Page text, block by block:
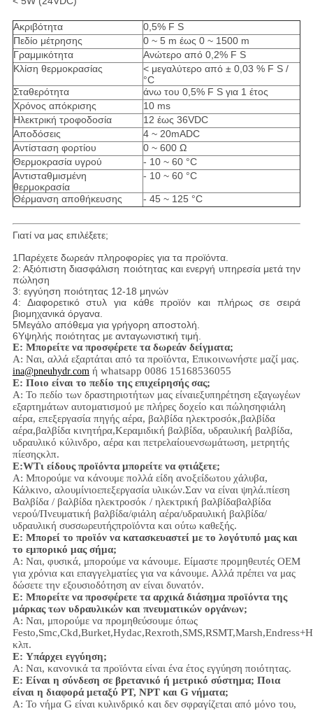
Ακριβότητα
0,5% F S
Πεδίο μέτρησης
0 ~ 5 m έως 0 ~ 1500 m
Γραμμικότητα
Ανώτερο από 0,2% F S
Κλίση θερμοκρασίας
< μεγαλύτερο από ± 0,03 % F S /
°C
Σταθερότητα
άνω του 0,5% F S για 1 έτος
Χρόνος απόκρισης
10 ms
Ηλεκτρική τροφοδοσία
12 έως 36VDC
Αποδόσεις
4 ~ 20mADC
Αντίσταση φορτίου
0 ~ 600 Ω
Θερμοκρασία υγρού
- 10 ~ 60 °C
Αντισταθμισμένη
θερμοκρασία
- 10 ~ 60 °C
Θέρμανση αποθήκευσης - 45 ~ 125 °C
Γιατί να μας επιλέξετε;
1Παρέχετε δωρεάν πληροφορίες για τα προϊόντα.
2: Αξιόπιστη διασφάλιση ποιότητας και ενεργή υπηρεσία μετά την
πώληση
3: εγγύηση ποιότητας 12-18 μηνών
4: Διαφορετικό στυλ για κάθε προϊόν και πλήρως σε σειρά
βιομηχανικά όργανα.
5Μεγάλο απόθεμα για γρήγορη αποστολή.
6Υψηλής ποιότητας με ανταγωνιστική τιμή.
Ε: Μπορείτε να προσφέρετε τα δωρεάν δείγματα;
Α: Ναι, αλλά εξαρτάται από τα προϊόντα, Επικοινωνήστε μαζί μας.
ina@pneuhydr.com ή whatsapp 0086 15168536055
Ε: Ποιο είναι το πεδίο της επιχείρησής σας;
Α: Το πεδίο των δραστηριοτήτων μας είναιεξυπηρέτηση εξαγωγέων
εξαρτημάτων αυτοματισμού με πλήρες δοχείο και πώλησηφιάλη
αέρα, επεξεργασία πηγής αέρα, βαλβίδα ηλεκτροσόκ,βαλβίδα
αέρα,βαλβίδα κινητήρα,Κεραμιδική βαλβίδα, υδραυλική βαλβίδα,
υδραυλικό κύλινδρο, αέρα και πετρελαίουενσωμάτωση, μετρητής
πίεσηςκλπ.
Ε:WΤι είδους προϊόντα μπορείτε να φτιάξετε;
Α: Μπορούμε να κάνουμε πολλά είδη ανοξείδωτου χάλυβα,
Κάλκινο, αλουμίνιοεπεξεργασία υλικών.Σαν να είναι ψηλά.πίεση
Βαλβίδα / βαλβίδα ηλεκτροσόκ / ηλεκτρική βαλβίδαβαλβίδα
νερού/Πνευματική βαλβίδα/φιάλη αέρα/υδραυλική βαλβίδα/
υδραυλική συσσωρευτήςπροϊόντα και ούτω καθεξής.
Ε: Μπορεί το προϊόν να κατασκευαστεί με το λογότυπό μας και
το εμπορικό μας σήμα;
Α: Ναι, φυσικά, μπορούμε να κάνουμε. Είμαστε προμηθευτές OEM
για χρόνια και επαγγελματίες για να κάνουμε. Αλλά πρέπει να μας
δώσετε την εξουσιοδότηση αν είναι δυνατόν.
Ε: Μπορείτε να προσφέρετε τα αρχικά διάσημα προϊόντα της
μάρκας των υδραυλικών και πνευματικών οργάνων;
Α: Ναι, μπορούμε να προμηθεύσουμε όπως
κλπ.
Ε: Υπάρχει εγγύηση;
Α: Ναι, κανονικά τα προϊόντα είναι ένα έτος εγγύηση ποιότητας.
Ε: Είναι η σύνδεση σε βρετανικό ή μετρικό σύστημα; Ποια
είναι η διαφορά μεταξύ PT, NPT και G νήματα;
Α: Το νήμα G είναι κυλινδρικό και δεν σφραγίζεται από μόνο του,